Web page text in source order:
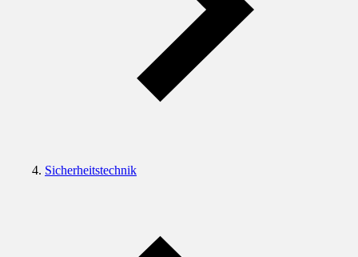
Sicherheitstechnik